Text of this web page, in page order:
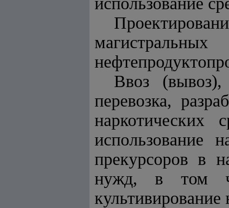
Ввоз (вывоз),
перевозка,
наркотических
использование
прекурсоров в
нужд, в том